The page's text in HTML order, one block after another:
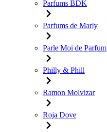
Parfums BDK
Parfums de Marly
Parle Moi de Parfum
Philly & Phill
Ramon Molvizar
Roja Dove